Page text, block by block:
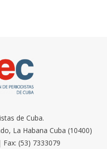
de Cuba.
La Habana Cuba (10400)
(53) 7333079